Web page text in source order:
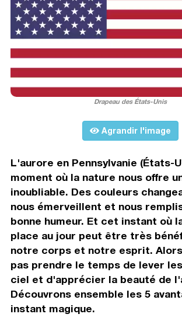
Drapeau des États-Unis
Agrandir l'image
L'aurore en Pennsylvanie (États-
moment où la nature nous offre
inoubliable. Des couleurs
nous émerveillent et nous
bonne humeur. Et cet instant où
place au jour peut être très
notre corps et notre esprit.
pas prendre le temps de lever
ciel et d'apprécier la beauté de
Découvrons ensemble les 5
instant magique.